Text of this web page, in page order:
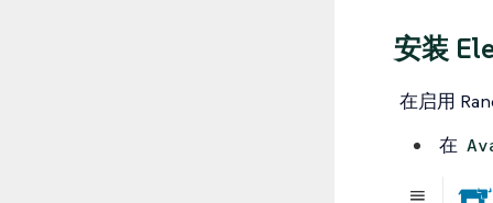
安装
在启用
在